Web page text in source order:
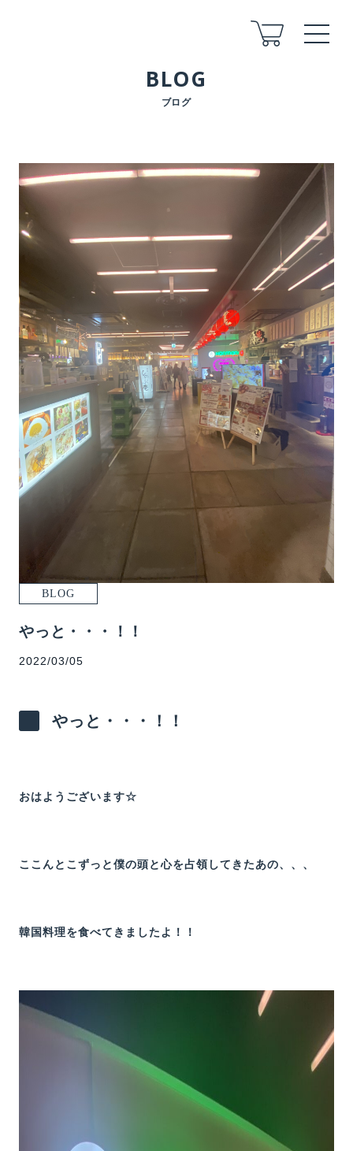
STAFF
ARCHITECT
AFTER
VOICE
WORKS
EVENT
MODELROOM
BLOG
DANCER’S HOME PROJECT
BLOG
ブログ
BLOG
やっと・・・！！
2022/03/05
やっと・・・！！
おはようございます☆
ここんとこずっと僕の頭と心を占領してきたあの、、、
韓国料理を食べてきましたよ！！